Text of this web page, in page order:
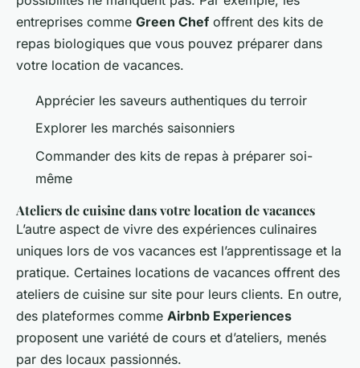
entreprises comme Green Chef offrent des kits de
repas biologiques que vous pouvez préparer dans
votre location de vacances.
Apprécier les saveurs authentiques du terroir
Explorer les marchés saisonniers
Commander des kits de repas à préparer soi-
même
Ateliers de cuisine dans votre location de vacances
L’autre aspect de vivre des expériences culinaires
uniques lors de vos vacances est l’apprentissage et la
pratique. Certaines locations de vacances offrent des
ateliers de cuisine sur site pour leurs clients. En outre,
des plateformes comme Airbnb Experiences
proposent une variété de cours et d’ateliers, menés
par des locaux passionnés.